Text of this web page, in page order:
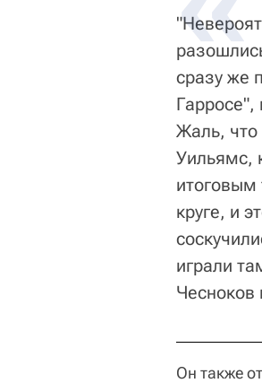
сразу же
Жаль, что
Уильямс,
итоговым
круге, и
играли
Чесноков
Он также